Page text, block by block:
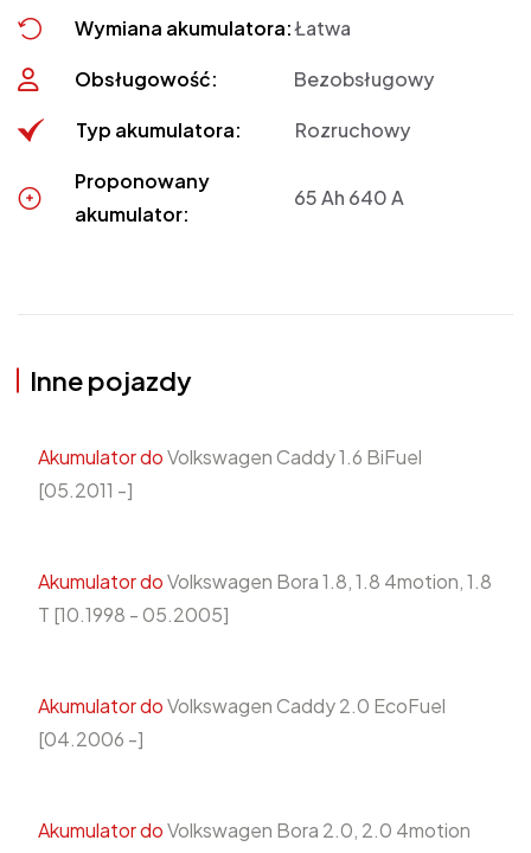
Wymiana akumulatora:Łatwa
Obsługowość: Bezobsługowy
Typ akumulatora: Rozruchowy
Proponowany
akumulator:
65 Ah 640 A
Inne pojazdy
Akumulator doVolkswagen Caddy 1.6 BiFuel
[05.2011 -]
Akumulator doVolkswagen Bora 1.8, 1.8 4motion, 1.8
T [10.1998 - 05.2005]
Akumulator doVolkswagen Caddy 2.0 EcoFuel
[04.2006 -]
Akumulator doVolkswagen Bora 2.0, 2.0 4motion